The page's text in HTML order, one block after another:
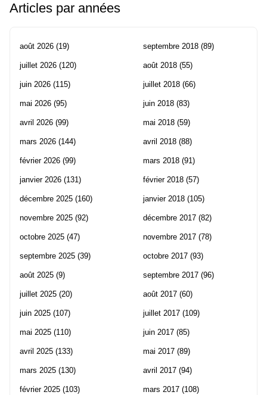
Articles par années
août 2026 (19)
juillet 2026 (120)
juin 2026 (115)
mai 2026 (95)
avril 2026 (99)
mars 2026 (144)
février 2026 (99)
janvier 2026 (131)
décembre 2025 (160)
novembre 2025 (92)
octobre 2025 (47)
septembre 2025 (39)
août 2025 (9)
juillet 2025 (20)
juin 2025 (107)
mai 2025 (110)
avril 2025 (133)
mars 2025 (130)
février 2025 (103)
septembre 2018 (89)
août 2018 (55)
juillet 2018 (66)
juin 2018 (83)
mai 2018 (59)
avril 2018 (88)
mars 2018 (91)
février 2018 (57)
janvier 2018 (105)
décembre 2017 (82)
novembre 2017 (78)
octobre 2017 (93)
septembre 2017 (96)
août 2017 (60)
juillet 2017 (109)
juin 2017 (85)
mai 2017 (89)
avril 2017 (94)
mars 2017 (108)